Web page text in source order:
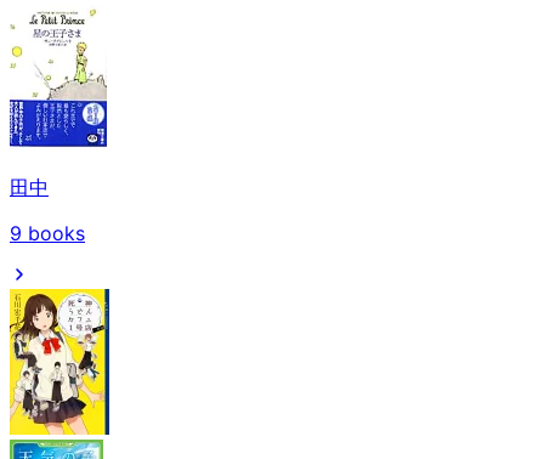
田中
9 books